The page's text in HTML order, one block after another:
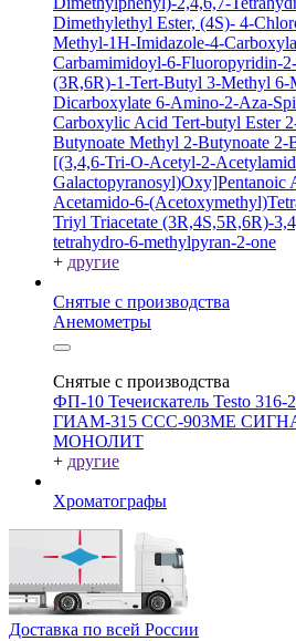
Dimethylethyl Ester, (4S)- 4-
Methyl-1H-Imidazole-4-
Carbamimidoyl-6-Fluoropyridin-
(3R,6R)-1-Tert-Butyl 3-Methyl 6-
Dicarboxylate 6-Amino-2-Aza-
Carboxylic Acid Tert-butyl Ester
Butynoate Methyl 2-Butynoate 2-
[(3,4,6-Tri-O-Acetyl-2-
Galactopyranosyl)Oxy]Pentanoic
Acetamido-6-
Triyl Triacetate (3R,4S,5R,6R)-
tetrahydro-6-methylpyran-2-one
+ другие
Снятые с производства
Анемометры
Снятые с производства
ФП-10 Течеискатель Testo 316-2
ГИАМ-315 ССС-903МЕ
МОНОЛИТ
+ другие
Хроматографы
Доставка по всей России